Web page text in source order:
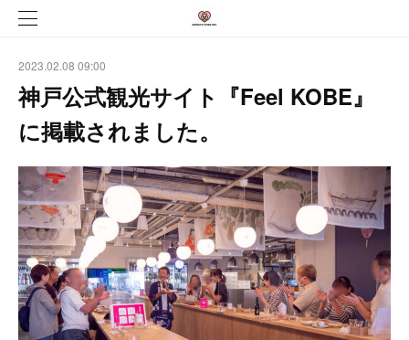
2023.02.08 09:00
神戸公式観光サイト『Feel KOBE』
に掲載されました。